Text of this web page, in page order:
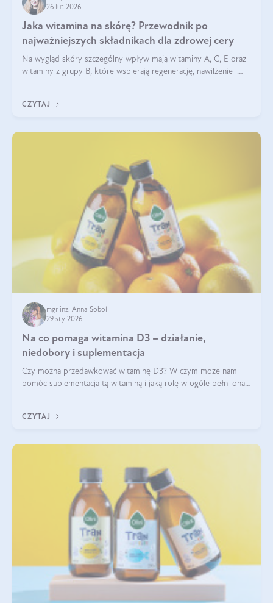
26 lut 2026
Jaka witamina na skórę? Przewodnik po
najważniejszych składnikach dla zdrowej cery
Na wygląd skóry szczególny wpływ mają witaminy A, C, E oraz
witaminy z grupy B, które wspierają regenerację, nawilżenie i
CZYTAJ
mgr inż. Anna Sobol
29 sty 2026
Na co pomaga witamina D3 – działanie,
niedobory i suplementacja
Czy można przedawkować witaminę D3? W czym może nam
pomóc suplementacja tą witaminą i jaką rolę w ogóle pełni ona
robić?
CZYTAJ